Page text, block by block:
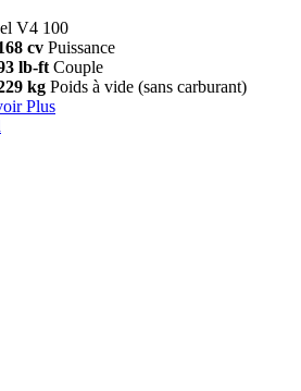
V4 100
cv Puissance
lb-ft Couple
kg Poids à vide (sans carburant)
Plus